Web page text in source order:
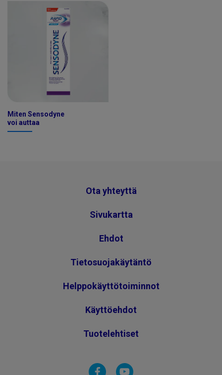
Miten Sensodyne
voi auttaa
Ota yhteyttä
Sivukartta
Ehdot
Tietosuojakäytäntö
Helppokäyttötoiminnot
Käyttöehdot
Tuotelehtiset